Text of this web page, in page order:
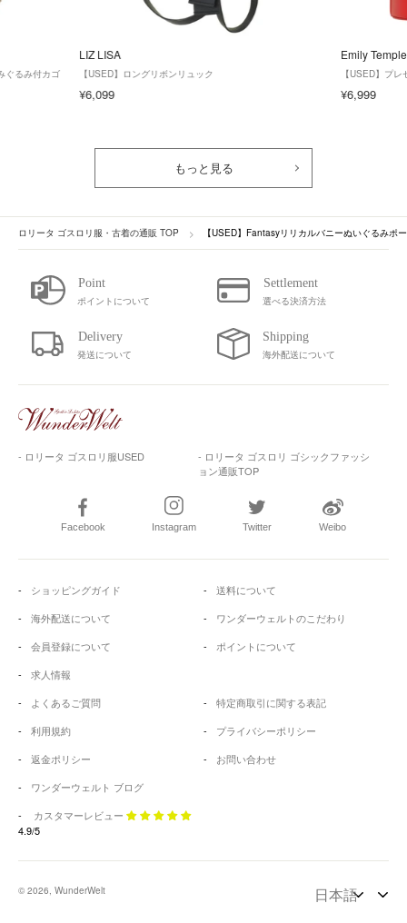
ぐるみ付カゴ
LIZ LISA
【USED】ロングリボンリュック
¥6,099
Emily
【USED】プ
¥6,999
もっと見る
ロリータ ゴスロリ服・古着の通販 TOP 【USED】Fantasyリリカルバニーぬいぐるみポ
ポイントについて 選べる決済方法
発送について 海外配送について
- ロリータ ゴスロリ服USED
- ロリータ ゴスロリ ゴシックファッシ
ョン通販TOP
Facebook Instagram Twitter Weibo
ショッピングガイド
送料について
海外配送について
ワンダーウェルトのこだわり
会員登録について
ポイントについて
求人情報
よくあるご質問
特定商取引に関する表記
利用規約
プライバシーポリシー
返金ポリシー
お問い合わせ
ワンダーウェルト ブログ
カスタマーレビュー
4.9/5
© 2026, WunderWelt